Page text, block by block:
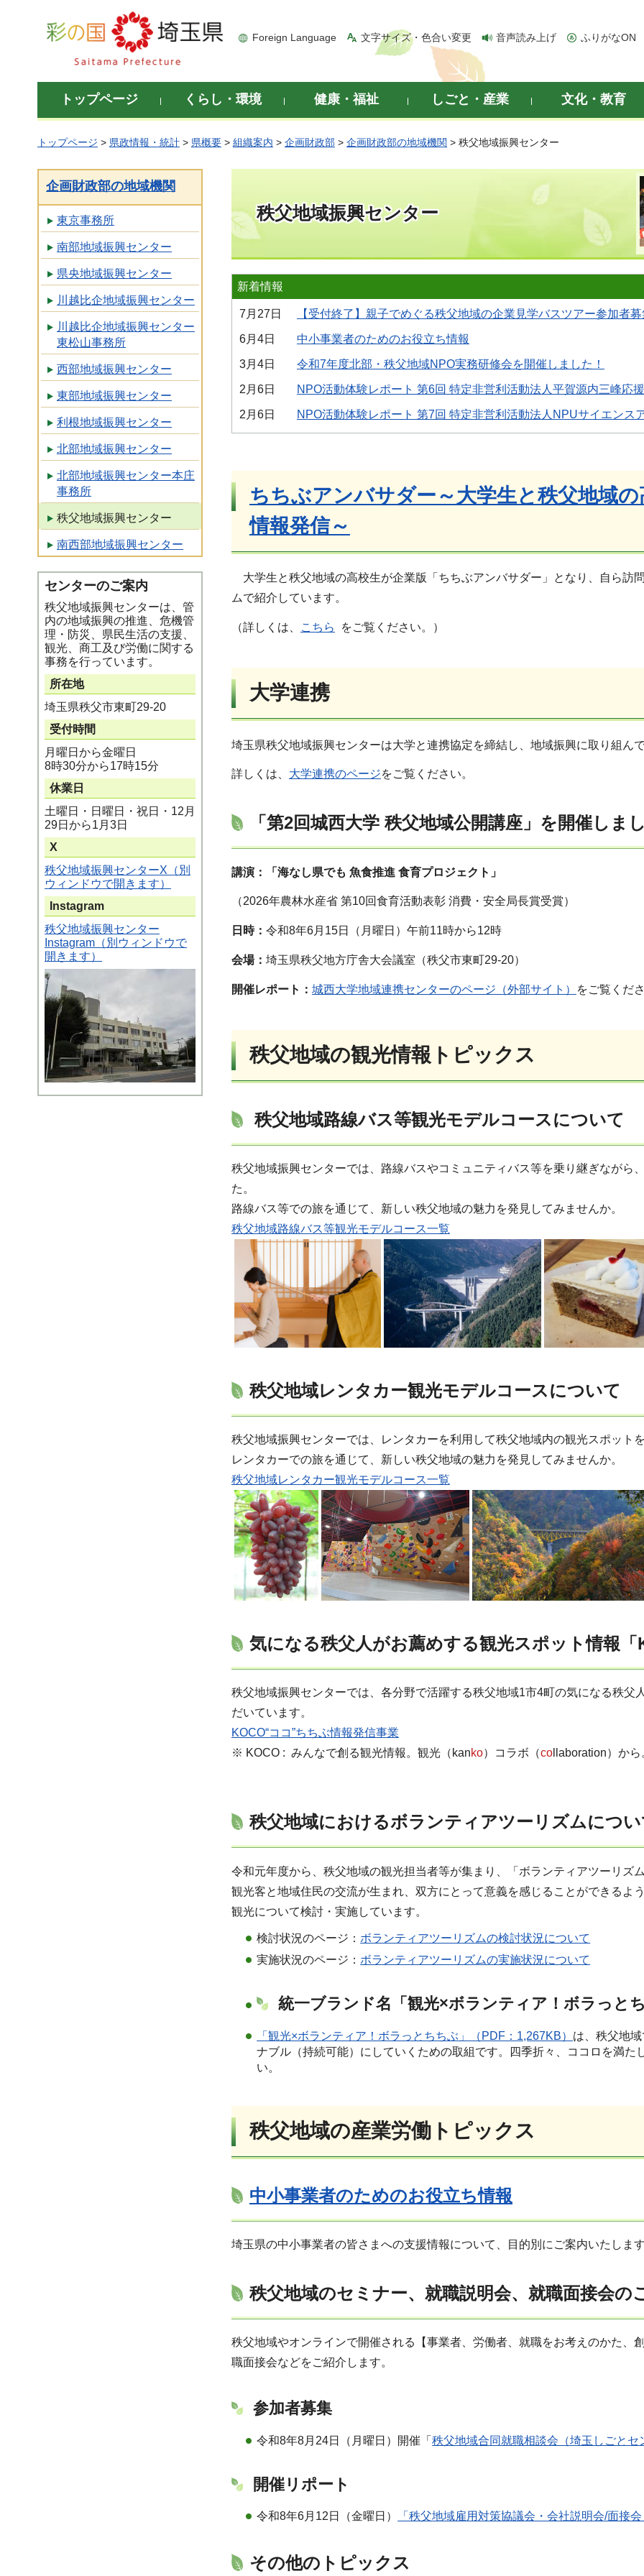
彩の国 埼玉県
Foreign Language 文字サイズ・色合い変更 音声読み上げ ふりがなON
トップページ くらし・環境 健康・福祉 しごと・産業 文化・教育
トップページ > 県政情報・統計 > 県概要 > 組織案内 > 企画財政部 > 企画財政部の地域機関 > 秩父地域振興センター
企画財政部の地域機関
東京事務所
南部地域振興センター
県央地域振興センター
川越比企地域振興センター
川越比企地域振興センター
東松山事務所
西部地域振興センター
東部地域振興センター
利根地域振興センター
北部地域振興センター
北部地域振興センター本庄
事務所
秩父地域振興センター
南西部地域振興センター
センターのご案内
秩父地域振興センターは、管
内の地域振興の推進、危機管
理・防災、県民生活の支援、
観光、商工及び労働に関する
事務を行っています。
所在地
埼玉県秩父市東町29-20
受付時間
月曜日から金曜日
8時30分から17時15分
休業日
土曜日・日曜日・祝日・12月
29日から1月3日
X
秩父地域振興センターX（別
ウィンドウで開きます）
Instagram
秩父地域振興センター
Instagram（別ウィンドウで
開きます）
秩父地域振興センター
新着情報
7月27日 【受付終了】親子でめぐる秩父地域の企業見学バスツアー参加者募
6月4日 中小事業者のためのお役立ち情報
3月4日 令和7年度北部・秩父地域NPO実務研修会を開催しました！
2月6日 NPO活動体験レポート 第6回 特定非営利活動法人平賀源内三峰応
2月6日 NPO活動体験レポート 第7回 特定非営利活動法人NPUサイエンス
ちちぶアンバサダー～大学生と秩父地域
情報発信～
大学生と秩父地域の高校生が企業版「ちちぶアンバサダー」となり、自ら訪
ムで紹介しています。
（詳しくは、 こちら をご覧ください。）
大学連携
埼玉県秩父地域振興センターは大学と連携協定を締結し、地域振興に取り組んで
詳しくは、 大学連携のページをご覧ください。
「第2回城西大学 秩父地域公開講座」を開催しまし
講演：「海なし県でも 魚食推進 食育プロジェクト」
（2026年農林水産省 第10回食育活動表彰 消費・安全局長賞受賞）
日時： 令和8年6月15日（月曜日）午前11時から12時
会場： 埼玉県秩父地方庁舎大会議室（秩父市東町29-20）
開催レポート： 城西大学地域連携センターのページ（外部サイト） をご覧くださ
秩父地域の観光情報トピックス
秩父地域路線バス等観光モデルコースについて
秩父地域振興センターでは、路線バスやコミュニティバス等を乗り継ぎながら
た。
路線バス等での旅を通じて、新しい秩父地域の魅力を発見してみませんか。
秩父地域路線バス等観光モデルコース一覧
秩父地域レンタカー観光モデルコースについて
秩父地域振興センターでは、レンタカーを利用して秩父地域内の観光スポット
レンタカーでの旅を通じて、新しい秩父地域の魅力を発見してみませんか。
秩父地域レンタカー観光モデルコース一覧
気になる秩父人がお薦めする観光スポット情報「
秩父地域振興センターでは、各分野で活躍する秩父地域1市4町の気になる秩父
だいています。
KOCO“ココ”ちちぶ情報発信事業
※ KOCO : みんなで創る観光情報。観光（kanko）コラボ（co llaboration）から
秩父地域におけるボランティアツーリズムについ
令和元年度から、秩父地域の観光担当者等が集まり、「ボランティアツーリズ
観光客と地域住民の交流が生まれ、双方にとって意義を感じることができるよ
観光について検討・実施しています。
検討状況のページ： ボランティアツーリズムの検討状況について
実施状況のページ： ボランティアツーリズムの実施状況について
統一ブランド名「観光×ボランティア！ボラっと
「観光×ボランティア！ボラっとちちぶ」（PDF：1,267KB） は、秩父地
ナブル（持続可能）にしていくための取組です。四季折々、ココロを満た
い。
秩父地域の産業労働トピックス
中小事業者のためのお役立ち情報
埼玉県の中小事業者の皆さまへの支援情報について、目的別にご案内いたします
秩父地域のセミナー、就職説明会、就職面接会の
秩父地域やオンラインで開催される【事業者、労働者、就職をお考えのかた、
職面接会などをご紹介します。
参加者募集
令和8年8月24日（月曜日）開催「秩父地域合同就職相談会（埼玉しごとセ
開催リポート
令和8年6月12日（金曜日） 「秩父地域雇用対策協議会・会社説明会/面接会
その他のトピックス